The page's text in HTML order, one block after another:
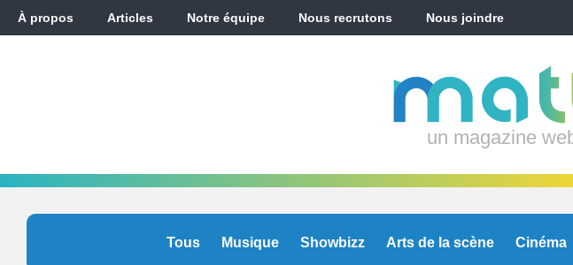
À propos Articles Notre équipe Nous recrutons Nous joindre
un magazine
Tous Musique Showbizz Arts de la scène Cinéma